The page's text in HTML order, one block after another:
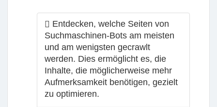
Entdecken, welche Seiten von
Suchmaschinen-Bots am meisten
und am wenigsten gecrawlt
werden. Dies ermöglicht es, die
Inhalte, die möglicherweise mehr
Aufmerksamkeit benötigen, gezielt
zu optimieren.